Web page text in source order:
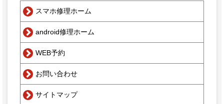
スマホ修理ホーム
android修理ホーム
WEB予約
お問い合わせ
サイトマップ